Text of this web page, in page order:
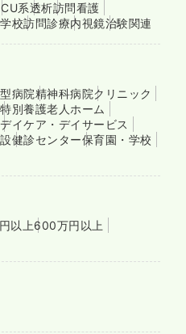
系透析訪問看護
校訪問診療内視鏡治験関連
病院精神科病院クリニック
特別養護老人ホーム
デイケア・デイサービス
健診センター保育園・学校
以上600万円以上